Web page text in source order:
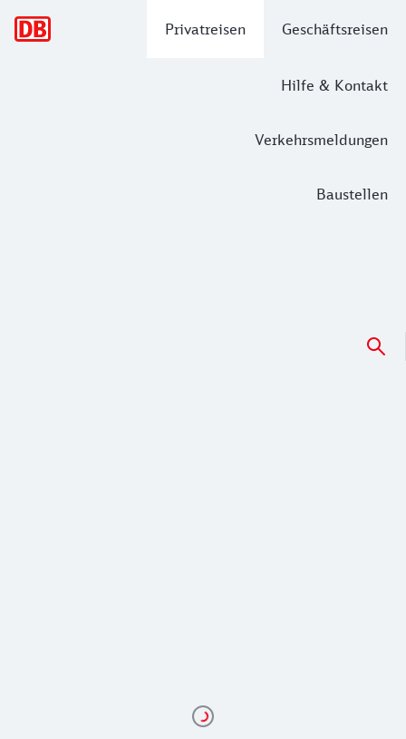
Privatreisen Geschäftsreisen
Hilfe & Kontakt
Verkehrsmeldungen
Baustellen